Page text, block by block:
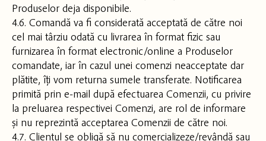
Produselor deja disponibile.
4.6. Comandă va fi considerată acceptată de către noi
cel mai târziu odată cu livrarea în format fizic sau
furnizarea în format electronic/online a Produselor
comandate, iar în cazul unei comenzi neacceptate dar
plătite, îți vom returna sumele transferate. Notificarea
primită prin e-mail după efectuarea Comenzii, cu privire
la preluarea respectivei Comenzi, are rol de informare
și nu reprezintă acceptarea Comenzii de către noi.
4.7. Clientul se obligă să nu comercializeze/revândă sau